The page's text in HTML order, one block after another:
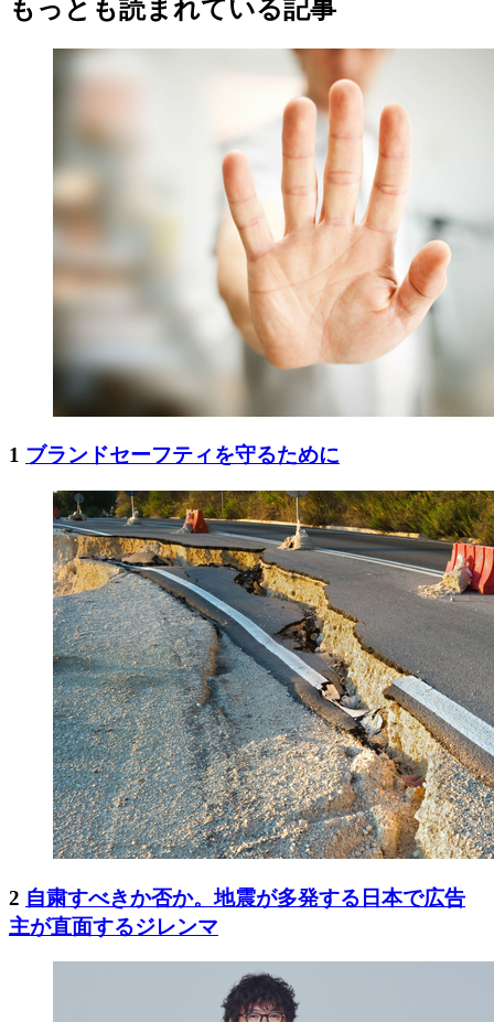
もっとも読まれている記事
1 ブランドセーフティを守るために
2 自粛すべきか否か。地震が多発する日本で広告
主が直面するジレンマ